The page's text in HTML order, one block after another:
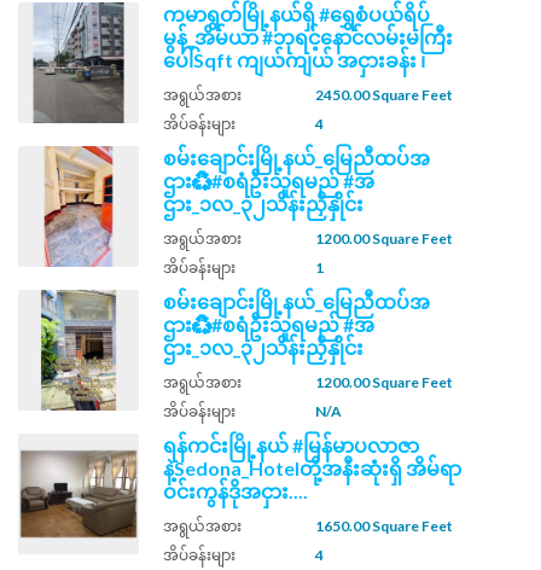
ကမာရွတ်မြို့နယ်ရှိ #ရွှေစံပယ်ရိပ်
မွန်_အိမ်ယာ #ဘုရင့်နောင်လမ်းမကြီး
ပေါ်Sqft ကျယ်ကျယ် အငှားခန်း ၊
အရွယ်အစား
2450.00 Square Feet
အိပ်ခန်းများ
4
စမ်းချောင်းမြို့နယ်_မြေညီထပ်အ
ဌား♻️#စရံဦးသူရမည် #အ
ဌား_၁လ_၃၂သိန်းညှိနှိုင်း
အရွယ်အစား
1200.00 Square Feet
အိပ်ခန်းများ
1
စမ်းချောင်းမြို့နယ်_မြေညီထပ်အ
ဌား♻️#စရံဦးသူရမည် #အ
ဌား_၁လ_၃၂သိန်းညှိနှိုင်း
အရွယ်အစား
1200.00 Square Feet
အိပ်ခန်းများ
N/A
ရန်ကင်းမြို့နယ် #မြန်မာပလာဇာ
နဲ့Sedona_Hotelတို့အနီးဆုံးရှိ အိမ်ရာ
ဝင်းကွန်ဒိုအငှား....
အရွယ်အစား
1650.00 Square Feet
အိပ်ခန်းများ
4